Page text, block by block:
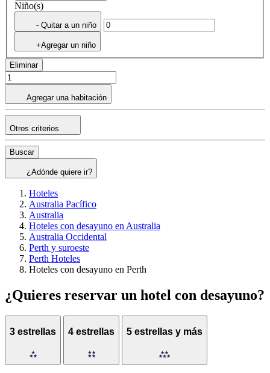
Niño(s)
- Quitar a un niño
+Agregar un niño
Eliminar
Agregar una habitación
Otros criterios
Buscar
¿Adónde quiere ir?
Hoteles
Australia Pacífico
Australia
Hoteles con desayuno en Australia
Australia Occidental
Perth y suroeste
Perth Hoteles
Hoteles con desayuno en Perth
¿Quieres reservar un hotel con desayuno?
3 estrellas 4 estrellas 5 estrellas y más